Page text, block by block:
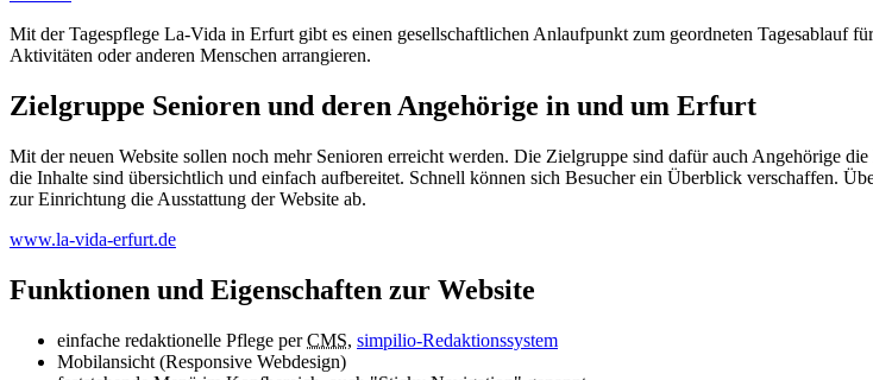
Mit der Tagespflege La-Vida in Erfurt gibt es einen gesellschaftlichen Anlaufpunkt zum geordneten Tagesablauf
Aktivitäten oder anderen Menschen arrangieren.
Zielgruppe Senioren und deren Angehörige in und um Erfurt
Mit der neuen Website sollen noch mehr Senioren erreicht werden. Die Zielgruppe sind dafür auch Angehörige
die Inhalte sind übersichtlich und einfach aufbereitet. Schnell können sich Besucher ein Überblick verschaffen.
zur Einrichtung die Ausstattung der Website ab.
www.la-vida-erfurt.de
Funktionen und Eigenschaften zur Website
einfache redaktionelle Pflege perCMS, simpilio-Redaktionssystem
Mobilansicht (Responsive Webdesign)